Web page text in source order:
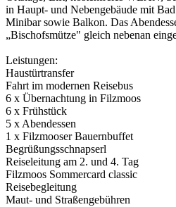
in Haupt- und Nebengebäude mit
Minibar sowie Balkon. Das
„Bischofsmütze" gleich nebenan
Leistungen:
Haustürtransfer
Fahrt im modernen Reisebus
6 x Übernachtung in Filzmoos
6 x Frühstück
5 x Abendessen
1 x Filzmooser Bauernbuffet
Begrüßungsschnapserl
Reiseleitung am 2. und 4. Tag
Filzmoos Sommercard classic
Reisebegleitung
Maut- und Straßengebühren